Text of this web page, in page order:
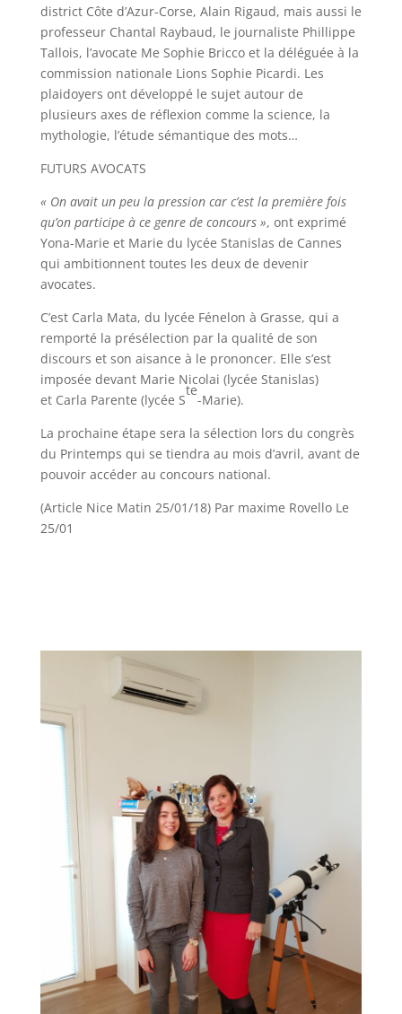
district Côte d’Azur-Corse, Alain Rigaud, mais aussi le
professeur Chantal Raybaud, le journaliste Phillippe
Tallois, l’avocate Me Sophie Bricco et la déléguée à la
commission nationale Lions Sophie Picardi. Les
plaidoyers ont développé le sujet autour de
plusieurs axes de réflexion comme la science, la
mythologie, l’étude sémantique des mots…
FUTURS AVOCATS
« On avait un peu la pression car c’est la première fois
qu’on participe à ce genre de concours », ont exprimé
Yona-Marie et Marie du lycée Stanislas de Cannes
qui ambitionnent toutes les deux de devenir
avocates.
C’est Carla Mata, du lycée Fénelon à Grasse, qui a
remporté la présélection par la qualité de son
discours et son aisance à le prononcer. Elle s’est
imposée devant Marie Nicolai (lycée Stanislas)
et Carla Parente (lycée S
te
-Marie).
La prochaine étape sera la sélection lors du congrès
du Printemps qui se tiendra au mois d’avril, avant de
pouvoir accéder au concours national.
(Article Nice Matin 25/01/18) Par maxime Rovello Le
25/01